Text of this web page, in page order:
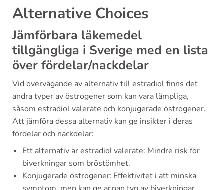
Alternative Choices
Jämförbara läkemedel
tillgängliga i Sverige med en lista
över fördelar/nackdelar
Vid övervägande av alternativ till estradiol finns det
andra typer av östrogener som kan vara lämpliga,
såsom estradiol valerate och konjugerade östrogener.
Att jämföra dessa alternativ kan ge insikter i deras
fördelar och nackdelar:
Ett alternativ är estradiol valerate: Mindre risk för
biverkningar som bröstömhet.
Konjugerade östrogener: Effektivitet i att minska